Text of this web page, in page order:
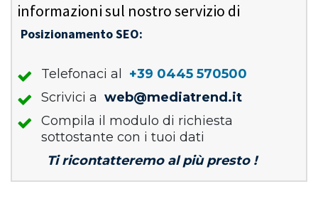
informazioni sul nostro servizio di
Posizionamento SEO:
Telefonaci al
+39 0445 570500
Scrivici a web@mediatrend.it
Compila il modulo di richiesta
sottostante con i tuoi dati
Ti ricontatteremo al più presto !